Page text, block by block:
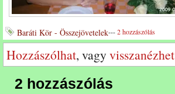
Baráti Kör - Összejövetelek---2 hozzászólás
Hozzászólhat, vagyvisszanézhet
2 hozzászólás